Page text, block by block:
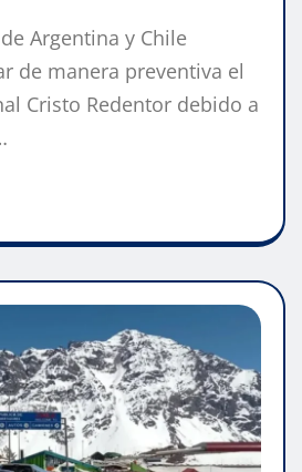
Argentina y Chile
de manera preventiva el
Cristo Redentor debido a